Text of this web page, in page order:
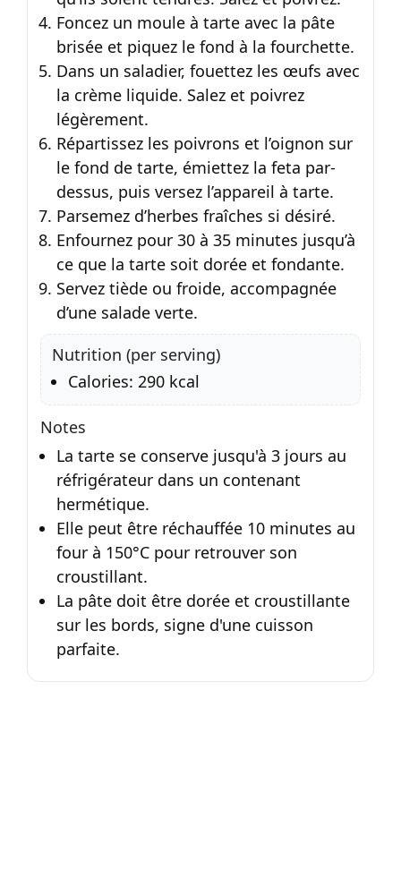
Foncez un moule à tarte avec la pâte
brisée et piquez le fond à la fourchette.
Dans un saladier, fouettez les œufs avec
la crème liquide. Salez et poivrez
légèrement.
Répartissez les poivrons et l’oignon sur
le fond de tarte, émiettez la feta par-
dessus, puis versez l’appareil à tarte.
Parsemez d’herbes fraîches si désiré.
Enfournez pour 30 à 35 minutes jusqu’à
ce que la tarte soit dorée et fondante.
Servez tiède ou froide, accompagnée
d’une salade verte.
Nutrition (per serving)
Calories: 290 kcal
Notes
La tarte se conserve jusqu'à 3 jours au
réfrigérateur dans un contenant
hermétique.
Elle peut être réchauffée 10 minutes au
four à 150°C pour retrouver son
croustillant.
La pâte doit être dorée et croustillante
sur les bords, signe d'une cuisson
parfaite.